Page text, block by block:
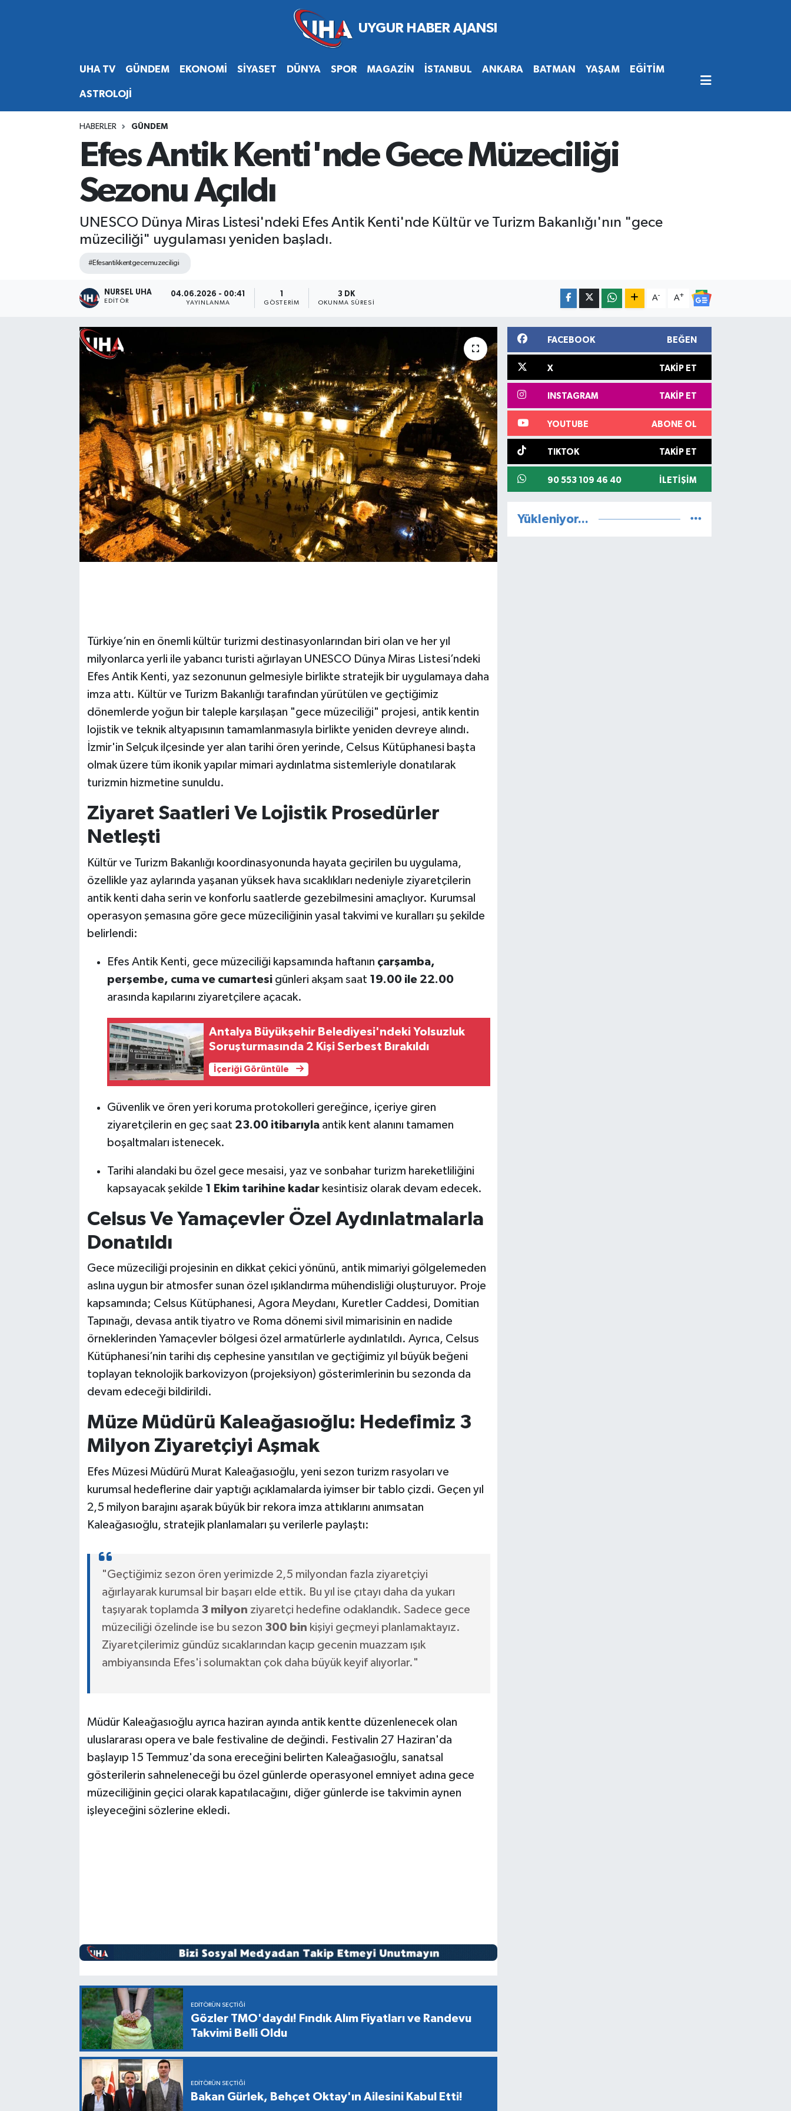
UHA TV GÜNDEM EKONOMİ SİYASET DÜNYA SPOR MAGAZİN İSTANBUL ANKARA BATMAN YAŞAM EĞİTİM
ASTROLOJİ
HABERLER GÜNDEM
Efes Antik Kenti'nde Gece Müzeciliği
Sezonu Açıldı
UNESCO Dünya Miras Listesi'ndeki Efes Antik Kenti'nde Kültür ve Turizm Bakanlığı'nın "gece
müzeciliği" uygulaması yeniden başladı.
#Efesantikkentgecemuzeciligi
NURSEL UHA
EDITÖR
04.06.2026 - 00:41
YAYINLANMA
1
GÖSTERIM
3 DK
OKUNMA SÜRESI
A- A+
Türkiye’nin en önemli kültür turizmi destinasyonlarından biri olan ve her yıl
milyonlarca yerli ile yabancı turisti ağırlayan UNESCO Dünya Miras Listesi’ndeki
Efes Antik Kenti, yaz sezonunun gelmesiyle birlikte stratejik bir uygulamaya daha
imza attı. Kültür ve Turizm Bakanlığı tarafından yürütülen ve geçtiğimiz
dönemlerde yoğun bir taleple karşılaşan "gece müzeciliği" projesi, antik kentin
lojistik ve teknik altyapısının tamamlanmasıyla birlikte yeniden devreye alındı.
İzmir'in Selçuk ilçesinde yer alan tarihi ören yerinde, Celsus Kütüphanesi başta
olmak üzere tüm ikonik yapılar mimari aydınlatma sistemleriyle donatılarak
turizmin hizmetine sunuldu.
Ziyaret Saatleri Ve Lojistik Prosedürler
Netleşti
Kültür ve Turizm Bakanlığı koordinasyonunda hayata geçirilen bu uygulama,
özellikle yaz aylarında yaşanan yüksek hava sıcaklıkları nedeniyle ziyaretçilerin
antik kenti daha serin ve konforlu saatlerde gezebilmesini amaçlıyor. Kurumsal
operasyon şemasına göre gece müzeciliğinin yasal takvimi ve kuralları şu şekilde
belirlendi:
Efes Antik Kenti, gece müzeciliği kapsamında haftanın çarşamba,
perşembe, cuma ve cumartesigünleri akşam saat 19.00 ile 22.00
arasında kapılarını ziyaretçilere açacak.
Antalya Büyükşehir Belediyesi'ndeki Yolsuzluk
Soruşturmasında 2 Kişi Serbest Bırakıldı
İçeriği Görüntüle
Güvenlik ve ören yeri koruma protokolleri gereğince, içeriye giren
ziyaretçilerin en geç saat 23.00 itibarıylaantik kent alanını tamamen
boşaltmaları istenecek.
Tarihi alandaki bu özel gece mesaisi, yaz ve sonbahar turizm hareketliliğini
kapsayacak şekilde 1 Ekim tarihine kadarkesintisiz olarak devam edecek.
Celsus Ve Yamaçevler Özel Aydınlatmalarla
Donatıldı
Gece müzeciliği projesinin en dikkat çekici yönünü, antik mimariyi gölgelemeden
aslına uygun bir atmosfer sunan özel ışıklandırma mühendisliği oluşturuyor. Proje
kapsamında; Celsus Kütüphanesi, Agora Meydanı, Kuretler Caddesi, Domitian
Tapınağı, devasa antik tiyatro ve Roma dönemi sivil mimarisinin en nadide
örneklerinden Yamaçevler bölgesi özel armatürlerle aydınlatıldı. Ayrıca, Celsus
Kütüphanesi’nin tarihi dış cephesine yansıtılan ve geçtiğimiz yıl büyük beğeni
toplayan teknolojik barkovizyon (projeksiyon) gösterimlerinin bu sezonda da
devam edeceği bildirildi.
Müze Müdürü Kaleağasıoğlu: Hedefimiz 3
Milyon Ziyaretçiyi Aşmak
Efes Müzesi Müdürü Murat Kaleağasıoğlu, yeni sezon turizm rasyoları ve
kurumsal hedeflerine dair yaptığı açıklamalarda iyimser bir tablo çizdi. Geçen yıl
2,5 milyon barajını aşarak büyük bir rekora imza attıklarını anımsatan
Kaleağasıoğlu, stratejik planlamaları şu verilerle paylaştı:
"Geçtiğimiz sezon ören yerimizde 2,5 milyondan fazla ziyaretçiyi
ağırlayarak kurumsal bir başarı elde ettik. Bu yıl ise çıtayı daha da yukarı
taşıyarak toplamda 3 milyon ziyaretçi hedefine odaklandık. Sadece gece
müzeciliği özelinde ise bu sezon 300 bin kişiyi geçmeyi planlamaktayız.
Ziyaretçilerimiz gündüz sıcaklarından kaçıp gecenin muazzam ışık
ambiyansında Efes'i solumaktan çok daha büyük keyif alıyorlar."
Müdür Kaleağasıoğlu ayrıca haziran ayında antik kentte düzenlenecek olan
uluslararası opera ve bale festivaline de değindi. Festivalin 27 Haziran'da
başlayıp 15 Temmuz'da sona ereceğini belirten Kaleağasıoğlu, sanatsal
gösterilerin sahneleneceği bu özel günlerde operasyonel emniyet adına gece
müzeciliğinin geçici olarak kapatılacağını, diğer günlerde ise takvimin aynen
işleyeceğini sözlerine ekledi.
EDITÖRÜN SEÇTIĞI
Gözler TMO'daydı! Fındık Alım Fiyatları ve Randevu
Takvimi Belli Oldu
EDITÖRÜN SEÇTIĞI
Bakan Gürlek, Behçet Oktay'ın Ailesini Kabul Etti!
FACEBOOK BEĞEN
X TAKIP ET
INSTAGRAM TAKIP ET
YOUTUBE ABONE OL
TIKTOK TAKIP ET
90 553 109 46 40 İLETIŞIM
Yükleniyor...
Hava Durumu
Süper Lig Puan Durumu ve Fikstür
Tüm Manşetler
Son Dakika Haberleri